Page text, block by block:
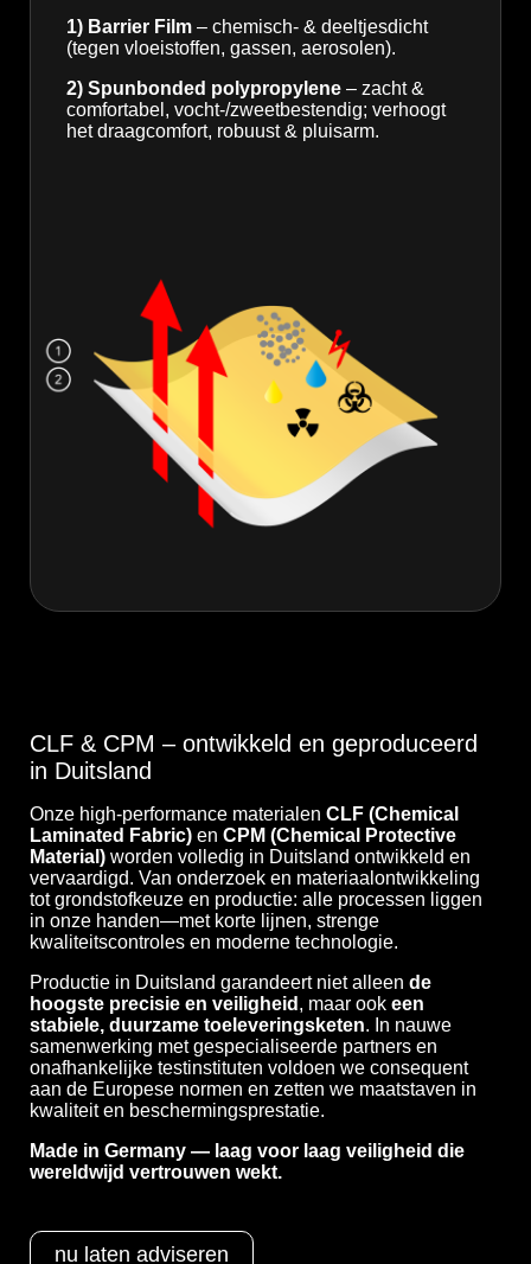
1) Barrier Film – chemisch- & deeltjesdicht
(tegen vloeistoffen, gassen, aerosolen).
2) Spunbonded polypropylene – zacht &
comfortabel, vocht-/zweetbestendig; verhoogt
het draagcomfort, robuust & pluisarm.
CLF & CPM – ontwikkeld en geproduceerd
in Duitsland
Onze high-performance materialen CLF (Chemical
Laminated Fabric) en CPM (Chemical Protective
Material) worden volledig in Duitsland ontwikkeld en
vervaardigd. Van onderzoek en materiaalontwikkeling
tot grondstofkeuze en productie: alle processen liggen
in onze handen—met korte lijnen, strenge
kwaliteitscontroles en moderne technologie.
Productie in Duitsland garandeert niet alleen de
hoogste precisie en veiligheid , maar ook een
stabiele, duurzame toeleveringsketen. In nauwe
samenwerking met gespecialiseerde partners en
onafhankelijke testinstituten voldoen we consequent
aan de Europese normen en zetten we maatstaven in
kwaliteit en beschermingsprestatie.
Made in Germany — laag voor laag veiligheid die
wereldwijd vertrouwen wekt.
nu laten adviseren